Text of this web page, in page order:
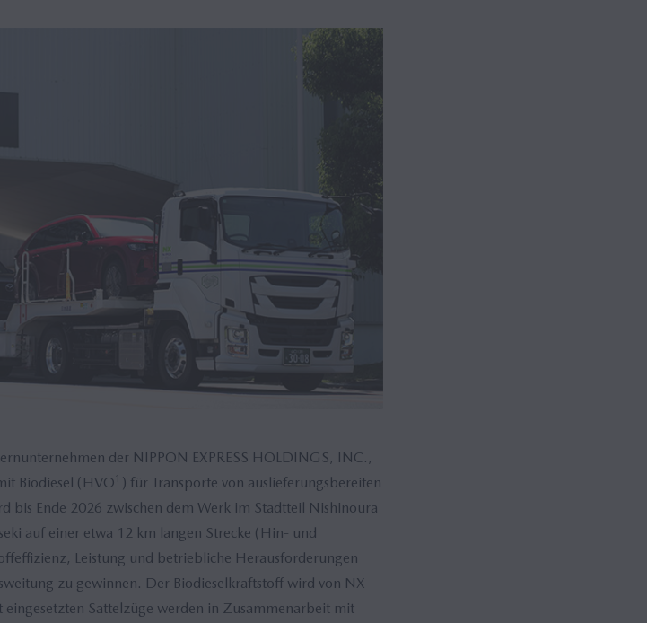
der NIPPON EXPRESS HOLDINGS, INC.,
Biodiesel (HVO 1 ) für Transporte von auslieferungsbereiten
bis Ende 2026 zwischen dem Werk im Stadtteil Nishinoura
auf einer etwa 12 km langen Strecke (Hin- und
Leistung und betriebliche Herausforderungen
zu gewinnen. Der Biodieselkraftstoff wird von NX
Sattelzüge werden in Zusammenarbeit mit